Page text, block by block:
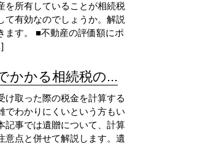
を所有していることが相続税
て有効なのでしょうか。解説
ます。 ■不動産の評価額にポ
かかる相続税の...
け取った際の税金を計算する
でわかりにくいという方もい
記事では遺贈について、計算
意点と併せて解説します。遺